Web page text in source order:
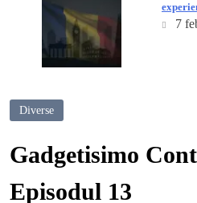
Diverse
Gadgetisimo
Episodul 13
7